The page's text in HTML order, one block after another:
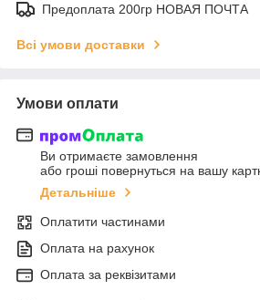
Предоплата 200гр НОВАЯ ПОЧТА
Всі умови доставки
Умови оплати
Ви отримаєте замовлення
або гроші повернуться на вашу
Детальніше
Оплатити частинами
Оплата на рахунок
Оплата за реквізитами